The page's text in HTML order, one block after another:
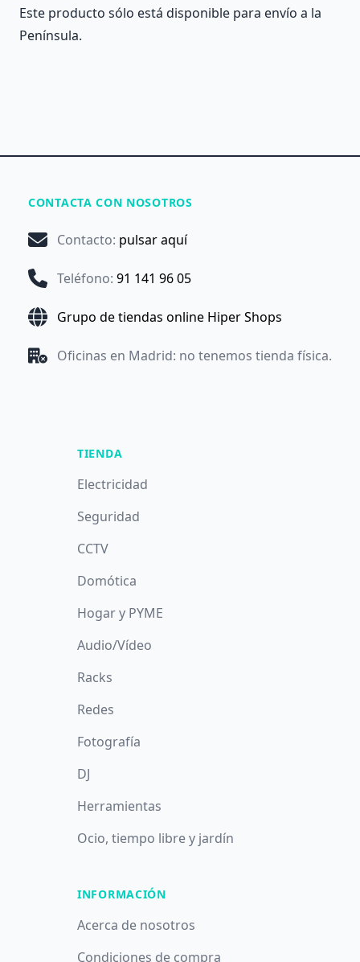
Este producto sólo está disponible para envío a la
Península.
CONTACTA CON NOSOTROS
Contacto: pulsar aquí
Teléfono: 91 141 96 05
Grupo de tiendas online Hiper Shops
Oficinas en Madrid: no tenemos tienda física.
TIENDA
Electricidad
Seguridad
CCTV
Domótica
Hogar y PYME
Audio/Vídeo
Racks
Redes
Fotografía
DJ
Herramientas
Ocio, tiempo libre y jardín
INFORMACIÓN
Acerca de nosotros
Condiciones de compra